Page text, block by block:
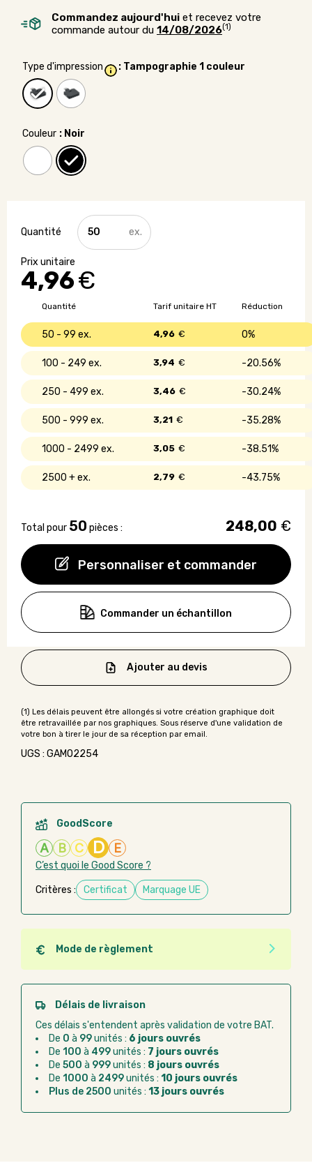
Commandez aujourd'hui et recevez votre
commande autour du 14/08/2026(1)
Type d'impression : Tampographie 1 couleur
Couleur : Noir
4,96€
Personnaliser et commander
quantité
de
HUB
ports
USB
Quantité Réduction
Tarif unitaire HT
50 - 99 0%
4,96 €
100 - 249 20.56%
3,94 €
250 - 499 30.24%
3,46 €
500 - 999 35.28%
3,21 €
1000 - 2499 38.51%
3,05 €
2500 + 43.75%
2,79 €
Total pour 50 pièces : 248,00 €
Commander un échantillon
Ajouter au devis
UGS : GAMO2254
GoodScore
A B C D E
C’est quoi le Good Score ?
Critères : Certificat Marquage UE
Mode de règlement
Quel que soit le mode de règlement, vous pouvez
passer commande en ligne sur Good Act.
Paiement CB :paiement sécurisé par carte
Virement bancaire :règlement sur facture
après la commande
Chorus Pro :règlement par mandat
administratif après la commande
Délais de livraison
Ces délais s'entendent après validation de votre BAT.
De 0 à 99unités : 6 jours ouvrés
De 100 à 499unités : 7 jours ouvrés
De 500 à 999unités : 8 jours ouvrés
De 1000 à 2499unités : 10 jours ouvrés
Plus de 2500 unités : 13 jours ouvrés